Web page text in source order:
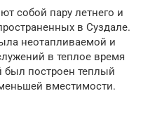
собой пару летнего и
в Суздале.
неотапливаемой и
в теплое время
был построен теплый
вместимости.